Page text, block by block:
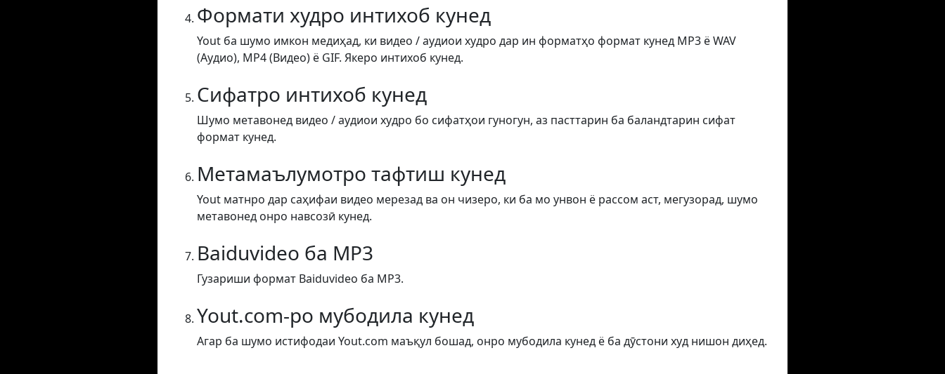
Формати худро интихоб кунед
Yout ба шумо имкон медиҳад, ки видео / аудиои худро дар ин форматҳо формат кунед MP3 ё WAV
(Аудио), MP4 (Видео) ё GIF. Якеро интихоб кунед.
Сифатро интихоб кунед
Шумо метавонед видео / аудиои худро бо сифатҳои гуногун, аз пасттарин ба баландтарин сифат
формат кунед.
Метамаълумотро тафтиш кунед
Yout матнро дар саҳифаи видео мерезад ва он чизеро, ки ба мо унвон ё рассом аст, мегузорад, шумо
метавонед онро навсозӣ кунед.
Baiduvideo ба MP3
Гузариши формат Baiduvideo ба MP3.
Yout.com-ро мубодила кунед
Агар ба шумо истифодаи Yout.com маъқул бошад, онро мубодила кунед ё ба дӯстони худ нишон диҳед.